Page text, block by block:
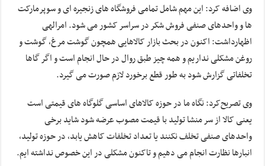
وی اضافه کرد: این مهم شامل تمامی فروشگاه های زنجیره ای و سوپرمارکت
ها و واحدهای صنفی فروش شکر در سراسر کشور می شود. امرالهی
اظهارداشت: اکنون در بحث بازار کالاهایی همچون گوشت مرغ، گوشت و
روغن مشکلی نداریم و همه چیز طبق روال در حال انجام است و اگر گاها
تخلفاتی گزارش شود به طور قطع برخورد لازم صورت می گیرد.
وی تصریح‌کرد: نگاه ما در حوزه کالاهای اساسی گلوگاه های قیمتی است
یعنی کالا از سر منشا تولید با قیمت مصوب عرضه شود شاید برخی
واحدهای صنفی تخلف نکنند یا تعداد تخلفات کاهش یابد، در حوزه تولید،
انبارها نظارت انجام می دهیم و تاکنون مشکلی در این خصوص نداشته ایم.